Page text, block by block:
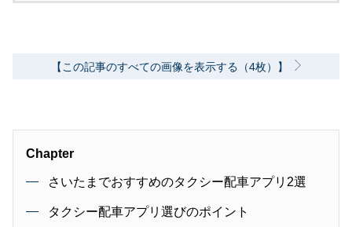
【この記事のすべての画像を表示する（4枚）】
Chapter
さいたまでおすすめのタクシー配車アプリ2選
タクシー配車アプリ選びのポイント